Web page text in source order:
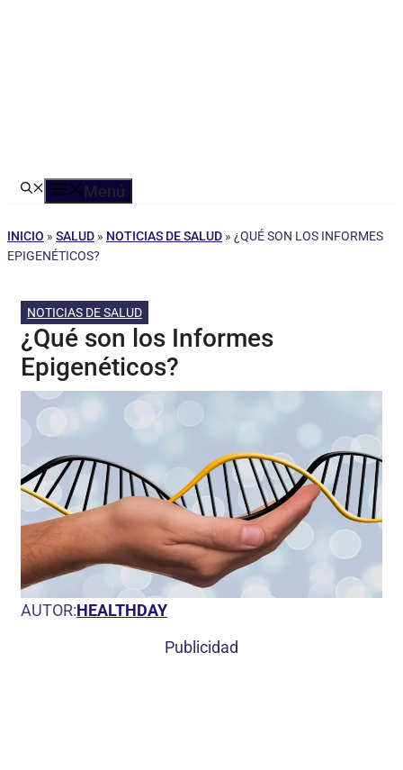
Menú
INICIO » SALUD » NOTICIAS DE SALUD » ¿QUÉ SON LOS INFORMES
EPIGENÉTICOS?
NOTICIAS DE SALUD
¿Qué son los Informes
Epigenéticos?
AUTOR:HEALTHDAY
Publicidad